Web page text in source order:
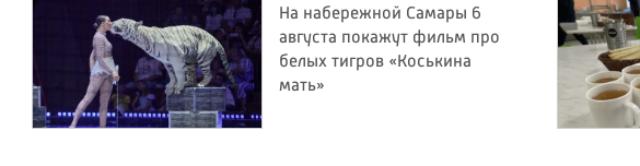
На набережной Самары 6
августа покажут фильм про
белых тигров «Коськина
мать»